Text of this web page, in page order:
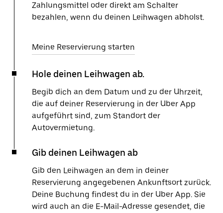
Zahlungsmittel oder direkt am Schalter
bezahlen, wenn du deinen Leihwagen abholst.
Meine Reservierung starten
Hole deinen Leihwagen ab.
Begib dich an dem Datum und zu der Uhrzeit,
die auf deiner Reservierung in der Uber App
aufgeführt sind, zum Standort der
Autovermietung.
Gib deinen Leihwagen ab
Gib den Leihwagen an dem in deiner
Reservierung angegebenen Ankunftsort zurück.
Deine Buchung findest du in der Uber App. Sie
wird auch an die E-Mail-Adresse gesendet, die